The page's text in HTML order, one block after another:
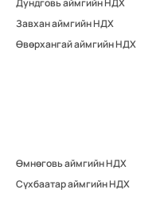
Дундговь аймгийн НДХ
Завхан аймгийн НДХ
Өвөрхангай аймгийн НДХ
Өмнөговь аймгийн НДХ
Сүхбаатар аймгийн НДХ